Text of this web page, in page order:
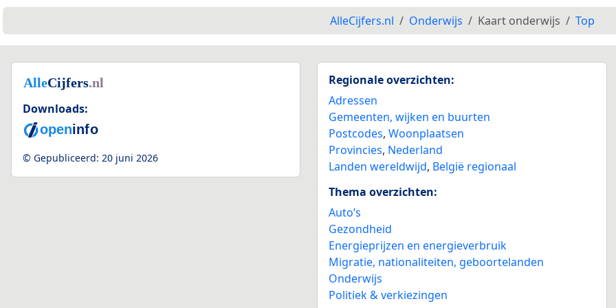
4
AlleCijfers.nl Onderwijs Kaart onderwijs Top
Downloads:
© Gepubliceerd: 20 juni 2026
Regionale overzichten:
Adressen
Gemeenten, wijken en buurten
Postcodes,Woonplaatsen
Provincies, Nederland
Landen wereldwijd, België regionaal
Thema overzichten:
Auto’s
Gezondheid
Energieprijzen en energieverbruik
Migratie, nationaliteiten, geboortelanden
Onderwijs
Politiek & verkiezingen